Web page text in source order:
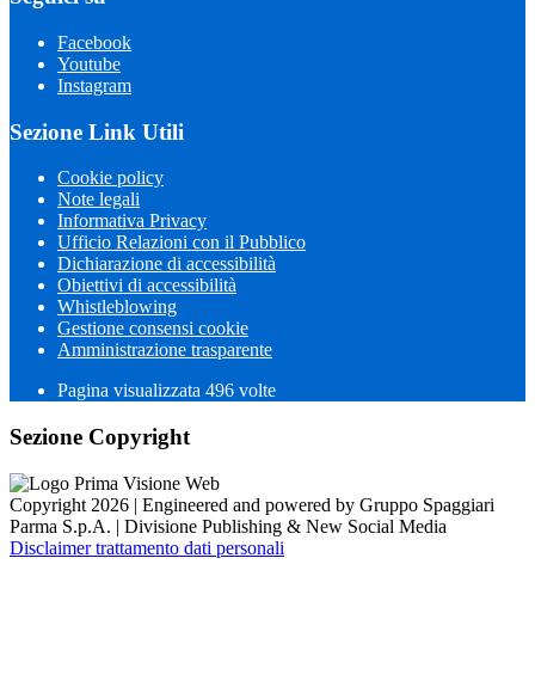
Facebook
Youtube
Instagram
Sezione Link Utili
Cookie policy
Note legali
Informativa Privacy
Ufficio Relazioni con il Pubblico
Dichiarazione di accessibilità
Obiettivi di accessibilità
Whistleblowing
Gestione consensi cookie
Amministrazione trasparente
Pagina visualizzata 496 volte
Sezione Copyright
Copyright 2026 | Engineered and powered by Gruppo Spaggiari
Parma S.p.A. | Divisione Publishing & New Social Media
Disclaimer trattamento dati personali